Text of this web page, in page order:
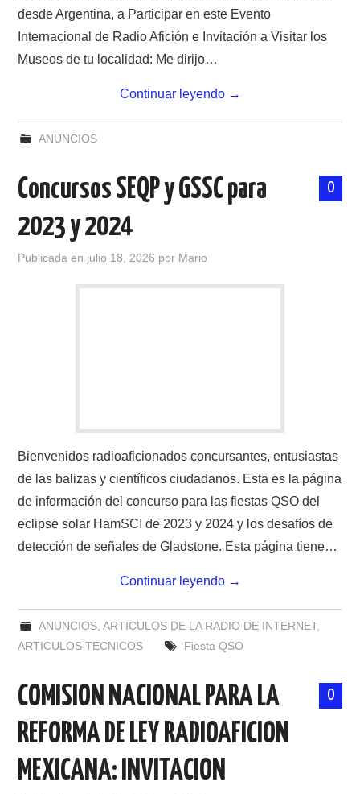
desde Argentina, a Participar en este Evento
Internacional de Radio Afición e Invitación a Visitar los
Museos de tu localidad: Me dirijo…
Continuar leyendo →
ANUNCIOS
0
Concursos SEQP y GSSC para
2023 y 2024
Publicada en julio 18, 2026 por Mario
Bienvenidos radioaficionados concursantes, entusiastas
de las balizas y científicos ciudadanos. Esta es la página
de información del concurso para las fiestas QSO del
eclipse solar HamSCI de 2023 y 2024 y los desafíos de
detección de señales de Gladstone. Esta página tiene…
Continuar leyendo →
ANUNCIOS, ARTICULOS DE LA RADIO DE INTERNET,
ARTICULOS TECNICOS
Fiesta QSO
0
COMISION NACIONAL PARA LA
REFORMA DE LEY RADIOAFICION
MEXICANA: INVITACION